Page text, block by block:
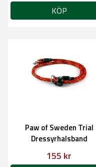
KÖP
Paw of Sweden Trial
Dressyrhalsband
155 kr